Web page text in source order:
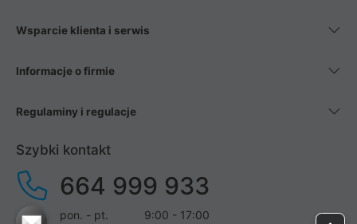
Wsparcie klienta i serwis
Informacje o firmie
Regulaminy i regulacje
Szybki kontakt
664 999 933
pon. - pt. 9:00 - 17:00